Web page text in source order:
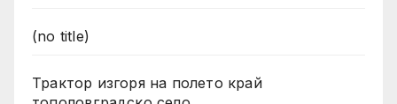
(no title)
Трактор изгоря на полето край